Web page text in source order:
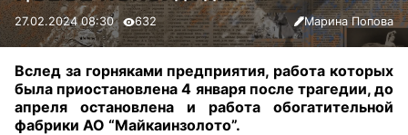
27.02.2024 08:30 632 Марина Попова
Вслед за горняками предприятия, работа которых
была приостановлена 4 января после трагедии, до
апреля остановлена и работа обогатительной
фабрики АО “Майкаинзолото”.